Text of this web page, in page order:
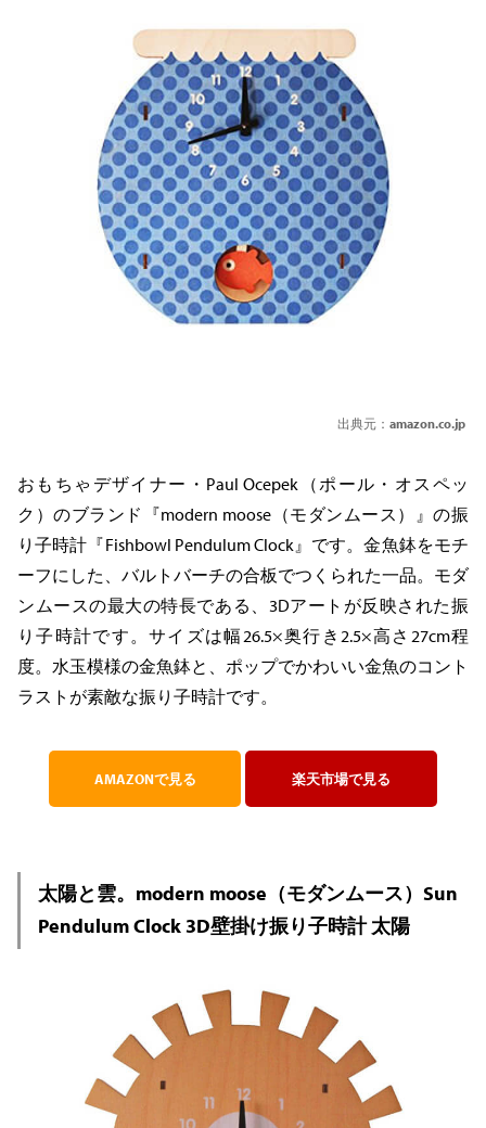
出典元： amazon.co.jp
おもちゃデザイナー・Paul Ocepek（ポール・オスペッ
ク）のブランド『modern moose（モダンムース）』の振
り子時計『Fishbowl Pendulum Clock』です。金魚鉢をモチ
ーフにした、バルトバーチの合板でつくられた一品。モダ
ンムースの最大の特長である、3Dアートが反映された振
り子時計です。サイズは幅26.5×奥行き2.5×高さ27cm程
度。水玉模様の金魚鉢と、ポップでかわいい金魚のコント
ラストが素敵な振り子時計です。
AMAZONで見る 楽天市場で見る
太陽と雲。modern moose（モダンムース）Sun
Pendulum Clock 3D壁掛け振り子時計 太陽